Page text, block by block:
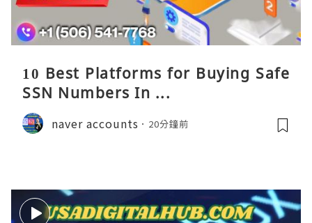
10 Best Platforms for Buying Safe
SSN Numbers In ...
naver accounts 20分鐘前